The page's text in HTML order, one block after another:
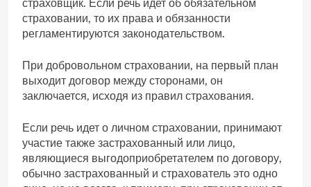
страховщик. Если речь идет об обязательном
страховании, то их права и обязанности
регламентируются законодательством.
При добровольном страховании, на первый план
выходит договор между сторонами, он
заключается, исходя из правил страхования.
Если речь идет о личном страховании, принимают
участие также застрахованный или лицо,
являющиеся выгодоприобретателем по договору,
обычно застрахованный и страхователь это одно